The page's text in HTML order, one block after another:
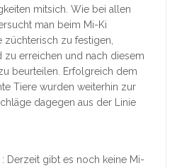
mitsich. Wie bei allen
man beim Mi-Ki
zu festigen,
zu erreichen und nach diesem
beurteilen. Erfolgreich dem
Tiere wurden weiterhin zur
dagegen aus der Linie
Derzeit gibt es noch keine Mi-